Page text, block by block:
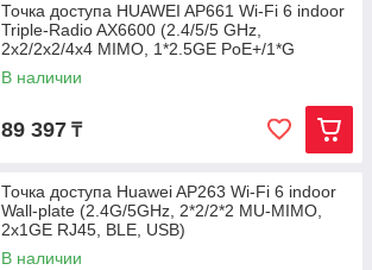
Точка доступа HUAWEI AP661 Wi-Fi 6 indoor
Triple-Radio AX6600 (2.4/5/5 GHz,
2x2/2x2/4x4 MIMO, 1*2.5GE PoE+/1*G
В наличии
89 397 ₸
Точка доступа Huawei AP263 Wi-Fi 6 indoor
Wall-plate (2.4G/5GHz, 2*2/2*2 MU-MIMO,
2x1GE RJ45, BLE, USB)
В наличии